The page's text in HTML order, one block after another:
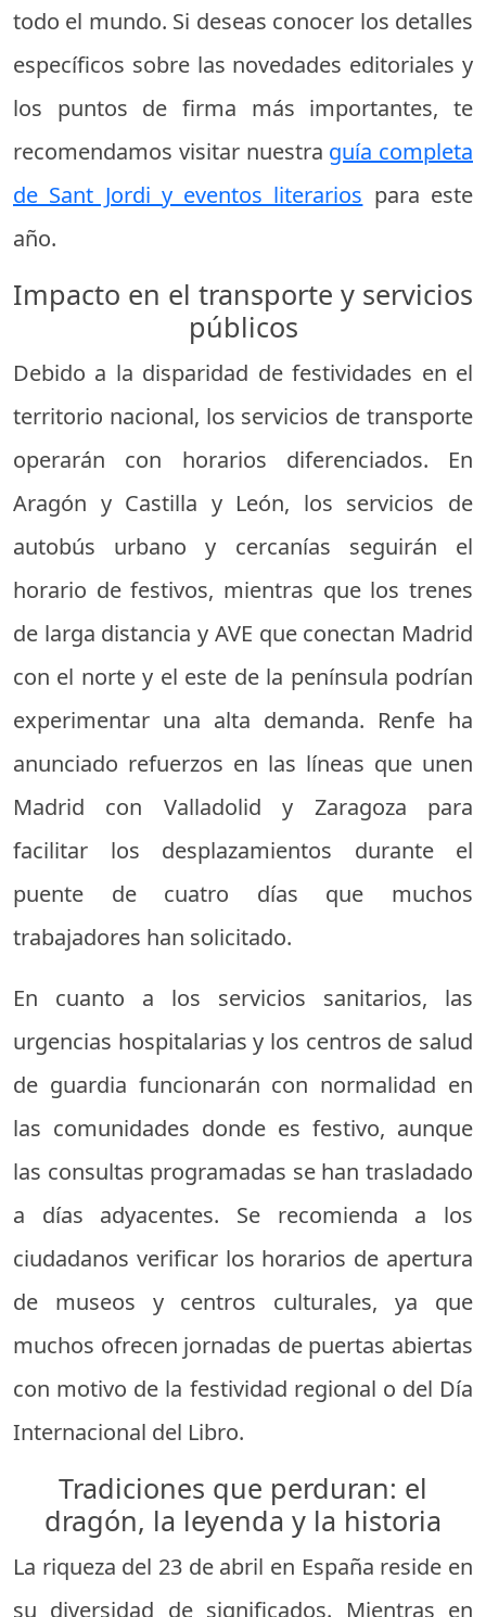
todo el mundo. Si deseas conocer los detalles
específicos sobre las novedades editoriales y
los puntos de firma más importantes, te
recomendamos visitar nuestra guía completa
de Sant Jordi y eventos literarios para este
año.
Impacto en el transporte y servicios
públicos
Debido a la disparidad de festividades en el
territorio nacional, los servicios de transporte
operarán con horarios diferenciados. En
Aragón y Castilla y León, los servicios de
autobús urbano y cercanías seguirán el
horario de festivos, mientras que los trenes
de larga distancia y AVE que conectan Madrid
con el norte y el este de la península podrían
experimentar una alta demanda. Renfe ha
anunciado refuerzos en las líneas que unen
Madrid con Valladolid y Zaragoza para
facilitar los desplazamientos durante el
puente de cuatro días que muchos
trabajadores han solicitado.
En cuanto a los servicios sanitarios, las
urgencias hospitalarias y los centros de salud
de guardia funcionarán con normalidad en
las comunidades donde es festivo, aunque
las consultas programadas se han trasladado
a días adyacentes. Se recomienda a los
ciudadanos verificar los horarios de apertura
de museos y centros culturales, ya que
muchos ofrecen jornadas de puertas abiertas
con motivo de la festividad regional o del Día
Internacional del Libro.
Tradiciones que perduran: el
dragón, la leyenda y la historia
La riqueza del 23 de abril en España reside en
su diversidad de significados. Mientras en